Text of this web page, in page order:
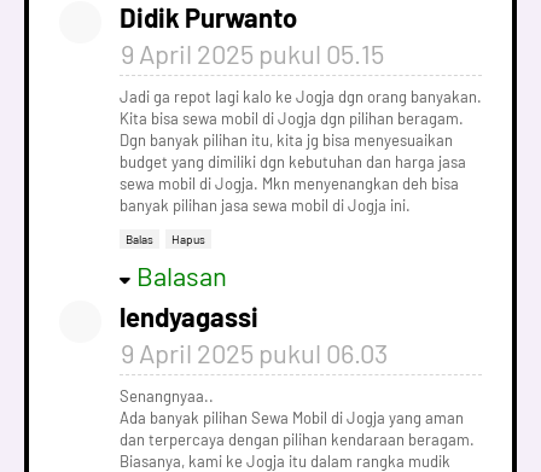
Didik Purwanto
9 April 2025 pukul 05.15
Jadi ga repot lagi kalo ke Jogja dgn orang banyakan.
Kita bisa sewa mobil di Jogja dgn pilihan beragam.
Dgn banyak pilihan itu, kita jg bisa menyesuaikan
budget yang dimiliki dgn kebutuhan dan harga jasa
sewa mobil di Jogja. Mkn menyenangkan deh bisa
banyak pilihan jasa sewa mobil di Jogja ini.
Balas Hapus
Balasan
lendyagassi
9 April 2025 pukul 06.03
Senangnyaa..
Ada banyak pilihan Sewa Mobil di Jogja yang aman
dan terpercaya dengan pilihan kendaraan beragam.
Biasanya, kami ke Jogja itu dalam rangka mudik